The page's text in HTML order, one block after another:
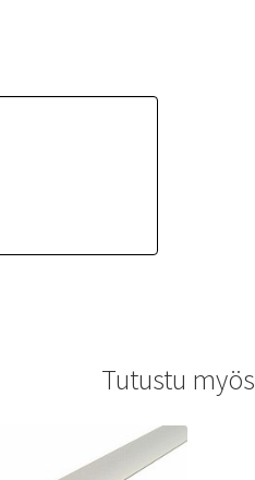
Tutustu myös